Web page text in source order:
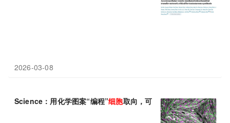
2026-03-08
Science：用化学图案“编程”细胞取向，可控变形活组织按需生成